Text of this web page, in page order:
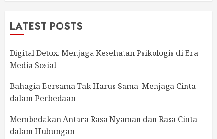
LATEST POSTS
Digital Detox: Menjaga Kesehatan Psikologis di Era
Media Sosial
Bahagia Bersama Tak Harus Sama: Menjaga Cinta
dalam Perbedaan
Membedakan Antara Rasa Nyaman dan Rasa Cinta
dalam Hubungan